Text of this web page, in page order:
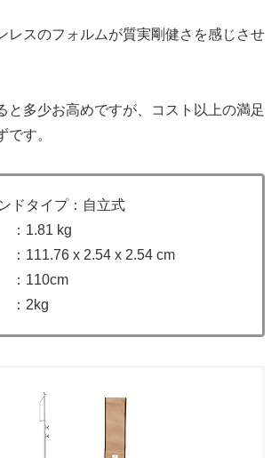
レスのフォルムが質実剛健さを感じさせ
と多少お高めですが、コスト以上の満足
です。
ドタイプ：自立式
kg
‎111.76 x 2.54 x 2.54 cm
110cm
2kg